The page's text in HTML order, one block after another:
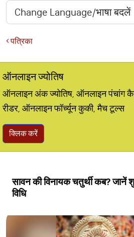
पत्रिका
ऑनलाइन ज्योतिष
ऑनलाइन अंक ज्योतिष, ऑनलाइन पंचांग
रीडर, ऑनलाइन फॉर्च्यून कुकी, मैच टूल्स
क्लिक करें
सावन की विनायक चतुर्थी कब? जानें
विधि